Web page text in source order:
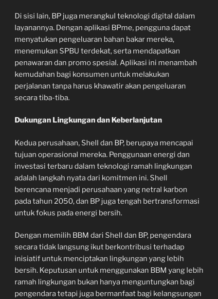
Di sisi lain, BP juga merangkul teknologi digital dalam
layanannya. Dengan aplikasi BPme, pengguna dapat
menyatukan pengeluaran bahan bakar mereka,
menemukan SPBU terdekat, serta mendapatkan
penawaran dan promo spesial. Aplikasi ini menambah
kemudahan bagi konsumen untuk melakukan
perjalanan tanpa harus khawatir akan pengeluaran
secara tiba-tiba.
Dukungan Lingkungan dan Keberlanjutan
Kedua perusahaan, Shell dan BP, berupaya mencapai
tujuan operasional mereka. Penggunaan energi dan
investasi terbaru dalam teknologi ramah lingkungan
adalah langkah nyata dari komitmen ini. Shell
berencana menjadi perusahaan yang netral karbon
pada tahun 2050, dan BP juga tengah bertransformasi
untuk fokus pada energi bersih.
Dengan memilih BBM dari Shell dan BP, pengendara
secara tidak langsung ikut berkontribusi terhadap
inisiatif untuk menciptakan lingkungan yang lebih
bersih. Keputusan untuk menggunakan BBM yang lebih
ramah lingkungan bukan hanya menguntungkan bagi
pengendara tetapi juga bermanfaat bagi kelangsungan